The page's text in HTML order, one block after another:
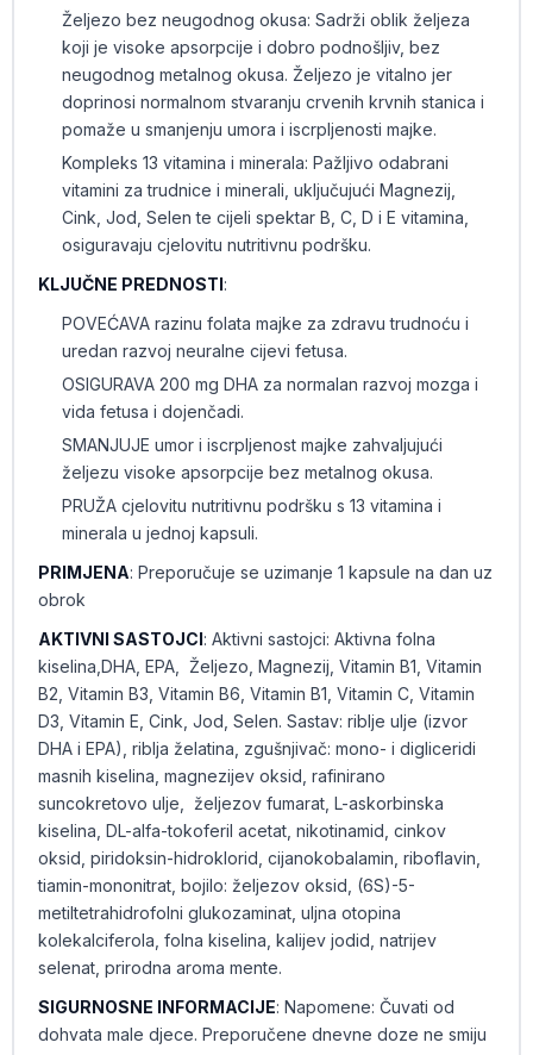
Željezo bez neugodnog okusa: Sadrži oblik željeza
koji je visoke apsorpcije i dobro podnošljiv, bez
neugodnog metalnog okusa. Željezo je vitalno jer
doprinosi normalnom stvaranju crvenih krvnih stanica i
pomaže u smanjenju umora i iscrpljenosti majke.
Kompleks 13 vitamina i minerala: Pažljivo odabrani
vitamini za trudnice i minerali, uključujući Magnezij,
Cink, Jod, Selen te cijeli spektar B, C, D i E vitamina,
osiguravaju cjelovitu nutritivnu podršku.
KLJUČNE PREDNOSTI:
POVEĆAVA razinu folata majke za zdravu trudnoću i
uredan razvoj neuralne cijevi fetusa.
OSIGURAVA 200 mg DHA za normalan razvoj mozga i
vida fetusa i dojenčadi.
SMANJUJE umor i iscrpljenost majke zahvaljujući
željezu visoke apsorpcije bez metalnog okusa.
PRUŽA cjelovitu nutritivnu podršku s 13 vitamina i
minerala u jednoj kapsuli.
PRIMJENA: Preporučuje se uzimanje 1 kapsule na dan uz
obrok
AKTIVNI SASTOJCI: Aktivni sastojci: Aktivna folna
kiselina,DHA, EPA, Željezo, Magnezij, Vitamin B1, Vitamin
B2, Vitamin B3, Vitamin B6, Vitamin B1, Vitamin C, Vitamin
D3, Vitamin E, Cink, Jod, Selen. Sastav: riblje ulje (izvor
DHA i EPA), riblja želatina, zgušnjivač: mono- i digliceridi
masnih kiselina, magnezijev oksid, rafinirano
suncokretovo ulje, željezov fumarat, L-askorbinska
kiselina, DL-alfa-tokoferil acetat, nikotinamid, cinkov
oksid, piridoksin-hidroklorid, cijanokobalamin, riboflavin,
tiamin-mononitrat, bojilo: željezov oksid, (6S)-5-
metiltetrahidrofolni glukozaminat, uljna otopina
kolekalciferola, folna kiselina, kalijev jodid, natrijev
selenat, prirodna aroma mente.
SIGURNOSNE INFORMACIJE: Napomene: Čuvati od
dohvata male djece. Preporučene dnevne doze ne smiju